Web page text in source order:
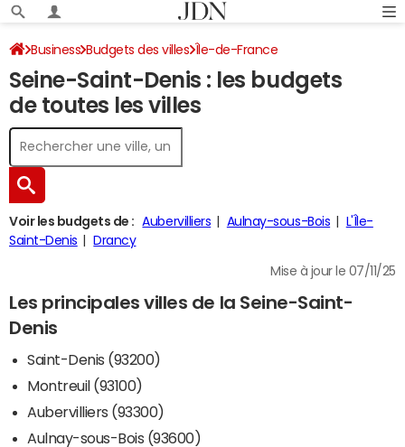
Business Budgets des villes Île-de-France
Seine-Saint-Denis
Seine-Saint-Denis : les budgets
de toutes les villes
Voir les budgets de : Aubervilliers Aulnay-sous-Bois
L'Île-
Saint-Denis
Drancy
Mise à jour le 07/11/25
Les principales villes de la Seine-Saint-
Denis
Saint-Denis (93200)
Montreuil (93100)
Aubervilliers (93300)
Aulnay-sous-Bois (93600)